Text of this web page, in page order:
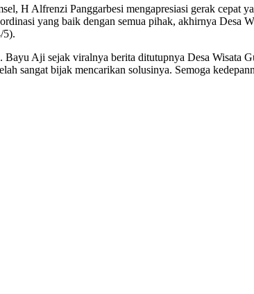
H Alfrenzi Panggarbesi mengapresiasi gerak cepat
yang baik dengan semua pihak, akhirnya Desa
5).
Aji sejak viralnya berita ditutupnya Desa Wisata
sangat bijak mencarikan solusinya. Semoga